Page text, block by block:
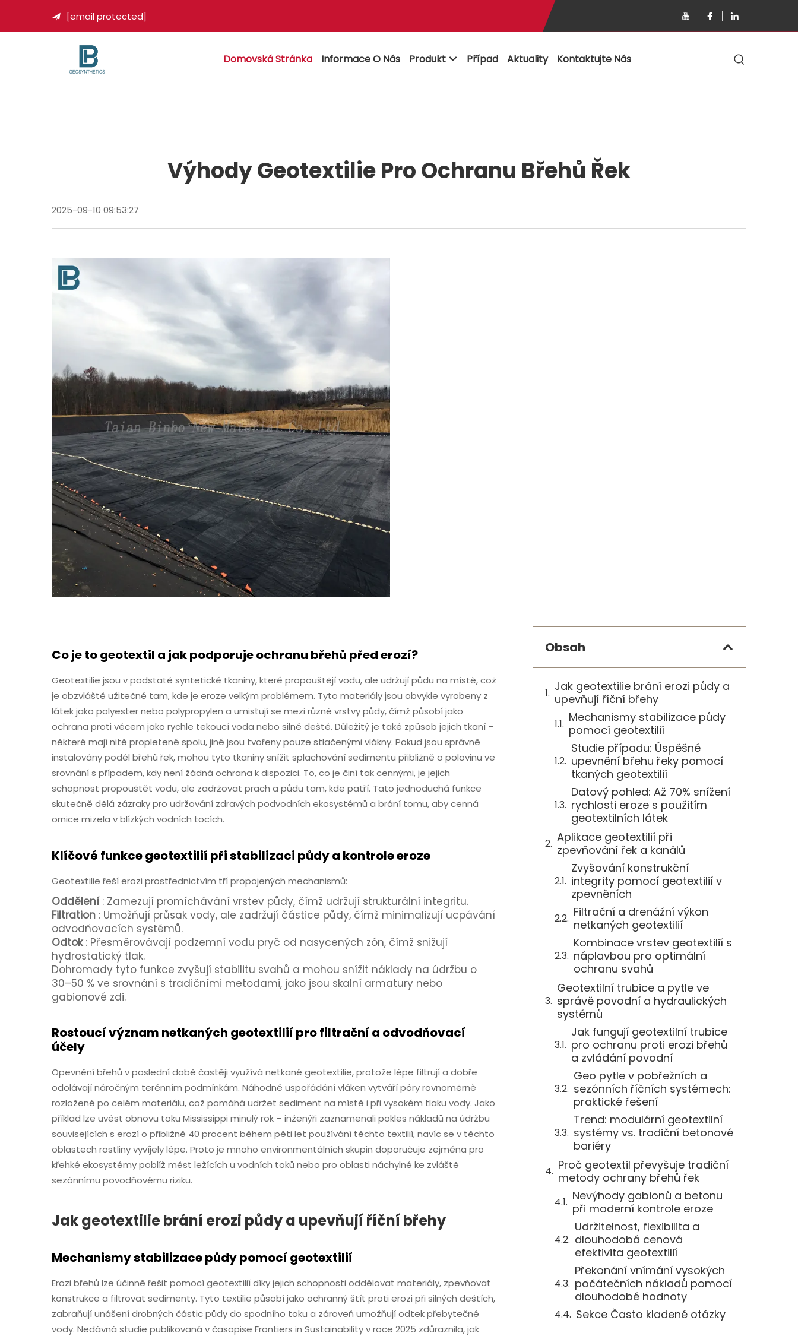
 [email protected]
Domovská Stránka Informace O Nás Produkt  Případ Aktuality Kontaktujte Nás
Výhody Geotextilie Pro Ochranu Břehů Řek
2025-09-10 09:53:27
Co je to geotextil a jak podporuje ochranu břehů před erozí?
Geotextilie jsou v podstatě syntetické tkaniny, které propouštějí vodu, ale udržují půdu na místě, což
je obzvláště užitečné tam, kde je eroze velkým problémem. Tyto materiály jsou obvykle vyrobeny z
látek jako polyester nebo polypropylen a umisťují se mezi různé vrstvy půdy, čímž působí jako
ochrana proti věcem jako rychle tekoucí voda nebo silné deště. Důležitý je také způsob jejich tkaní –
některé mají nitě propletené spolu, jiné jsou tvořeny pouze stlačenými vlákny. Pokud jsou správně
instalovány podél břehů řek, mohou tyto tkaniny snížit splachování sedimentu přibližně o polovinu ve
srovnání s případem, kdy není žádná ochrana k dispozici. To, co je činí tak cennými, je jejich
schopnost propouštět vodu, ale zadržovat prach a půdu tam, kde patří. Tato jednoduchá funkce
skutečně dělá zázraky pro udržování zdravých podvodních ekosystémů a brání tomu, aby cenná
ornice mizela v blízkých vodních tocích.
Klíčové funkce geotextilií při stabilizaci půdy a kontrole eroze
Geotextilie řeší erozi prostřednictvím tří propojených mechanismů:
Oddělení : Zamezují promíchávání vrstev půdy, čímž udržují strukturální integritu.
Filtration : Umožňují průsak vody, ale zadržují částice půdy, čímž minimalizují ucpávání
odvodňovacích systémů.
Odtok : Přesměrovávají podzemní vodu pryč od nasycených zón, čímž snižují
hydrostatický tlak.
Dohromady tyto funkce zvyšují stabilitu svahů a mohou snížit náklady na údržbu o
30–50 % ve srovnání s tradičními metodami, jako jsou skalní armatury nebo
gabionové zdi.
Rostoucí význam netkaných geotextilií pro filtrační a odvodňovací
účely
Opevnění břehů v poslední době častěji využívá netkané geotextilie, protože lépe filtrují a dobře
odolávají náročným terénním podmínkám. Náhodné uspořádání vláken vytváří póry rovnoměrně
rozložené po celém materiálu, což pomáhá udržet sediment na místě i při vysokém tlaku vody. Jako
příklad lze uvést obnovu toku Mississippi minulý rok – inženýři zaznamenali pokles nákladů na údržbu
souvisejících s erozí o přibližně 40 procent během pěti let používání těchto textilií, navíc se v těchto
oblastech rostliny vyvíjely lépe. Proto je mnoho environmentálních skupin doporučuje zejména pro
křehké ekosystémy poblíž měst ležících u vodních toků nebo pro oblasti náchylné ke zvláště
sezónnímu povodňovému riziku.
Jak geotextilie brání erozi půdy a upevňují říční břehy
Mechanismy stabilizace půdy pomocí geotextilií
Erozi břehů lze účinně řešit pomocí geotextilií díky jejich schopnosti oddělovat materiály, zpevňovat
konstrukce a filtrovat sedimenty. Tyto textilie působí jako ochranný štít proti erozi při silných deštích,
zabraňují unášení drobných částic půdy do spodního toku a zároveň umožňují odtek přebytečné
vody. Nedávná studie publikovaná v časopise Frontiers in Sustainability v roce 2025 zdůraznila, jak
Obsah
Jak geotextilie brání erozi půdy a
upevňují říční břehy
Mechanismy stabilizace půdy
pomocí geotextilií
Studie případu: Úspěšné
upevnění břehu řeky pomocí
tkaných geotextilií
Datový pohled: Až 70% snížení
rychlosti eroze s použitím
geotextilních látek
Aplikace geotextilií při
zpevňování řek a kanálů
Zvyšování konstrukční
integrity pomocí geotextilií v
zpevněních
Filtrační a drenážní výkon
netkaných geotextilií
Kombinace vrstev geotextilií s
náplavbou pro optimální
ochranu svahů
Geotextilní trubice a pytle ve
správě povodní a hydraulických
systémů
Jak fungují geotextilní trubice
pro ochranu proti erozi břehů
a zvládání povodní
Geo pytle v pobřežních a
sezónních říčních systémech:
praktické řešení
Trend: modulární geotextilní
systémy vs. tradiční betonové
bariéry
Proč geotextil převyšuje tradiční
metody ochrany břehů řek
Nevýhody gabionů a betonu
při moderní kontrole eroze
Udržitelnost, flexibilita a
dlouhodobá cenová
efektivita geotextilií
Překonání vnímání vysokých
počátečních nákladů pomocí
dlouhodobé hodnoty
Sekce Často kladené otázky